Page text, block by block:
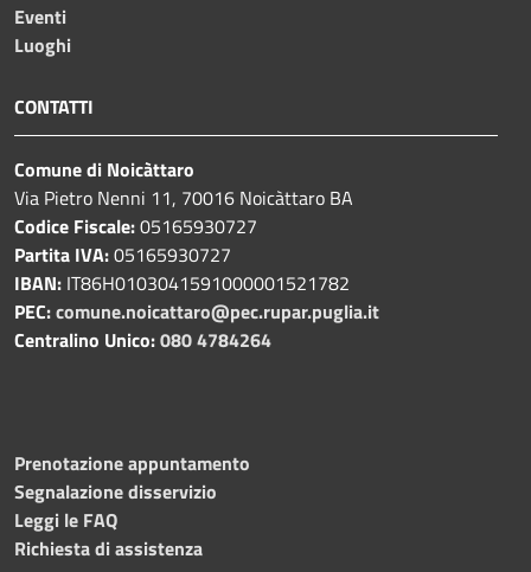
Eventi
Luoghi
CONTATTI
Comune di Noicàttaro
Via Pietro Nenni 11, 70016 Noicàttaro BA
Codice Fiscale:05165930727
Partita IVA:05165930727
IBAN: IT86H0103041591000001521782
PEC:comune.noicattaro@pec.rupar.puglia.it
Centralino Unico:080 4784264
Prenotazione appuntamento
Segnalazione disservizio
Leggi le FAQ
Richiesta di assistenza